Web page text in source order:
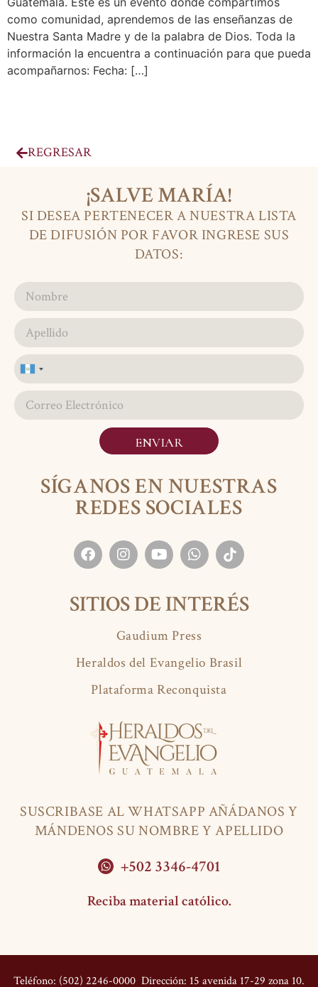
como comunidad, aprendemos de las enseñanzas de
Nuestra Santa Madre y de la palabra de Dios. Toda la
información la encuentra a continuación para que pueda
acompañarnos: Fecha: […]
REGRESAR
SUSCRIBASE AL WHATSAPP AÑÁDANOS Y
MÁNDENOS SU NOMBRE Y APELLIDO
+502 3346-4701
Reciba material católico.
SÍGANOS EN NUESTRAS
REDES SOCIALES
SITIOS DE INTERÉS
Gaudium Press
Heraldos del Evangelio Brasil
Plataforma Reconquista
¡SALVE MARÍA!
SI DESEA PERTENECER A NUESTRA LISTA
DE DIFUSIÓN POR FAVOR INGRESE SUS
DATOS:
Guatemala
ENVIAR
Teléfono: (502) 2246-0000 Dirección: 15 avenida 17-29 zona 10.